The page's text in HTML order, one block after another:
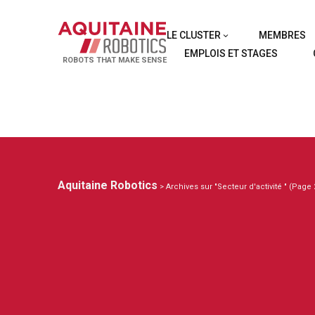
ROBOTS THAT MAKE SENSE
LE CLUSTER
MEMBRES
EMPLOIS ET STAGES
Aquitaine Robotics > Archives sur "Secteur d'activité " (Page